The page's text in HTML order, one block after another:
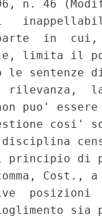
n. 46
in
limita il
le sentenze
rilevanza,
puo' essere
cosi'
principio
Cost.,
sia